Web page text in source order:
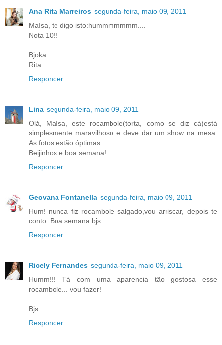
Ana Rita Marreiros segunda-feira, maio 09, 2011
Maísa, te digo isto:hummmmmmm....
Nota 10!!
Bjoka
Rita
Responder
Lina segunda-feira, maio 09, 2011
Olá, Maísa, este rocambole(torta, como se diz cá)está
simplesmente maravilhoso e deve dar um show na mesa.
As fotos estão óptimas.
Beijinhos e boa semana!
Responder
Geovana Fontanella segunda-feira, maio 09, 2011
Hum! nunca fiz rocambole salgado,vou arriscar, depois te
conto. Boa semana bjs
Responder
Ricely Fernandes segunda-feira, maio 09, 2011
Humm!!! Tá com uma aparencia tão gostosa esse
rocambole... vou fazer!
Bjs
Responder